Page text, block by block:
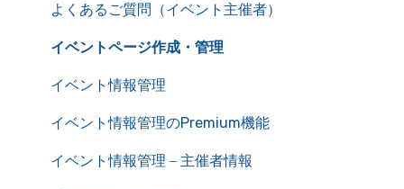
サービス利用における推奨環境
自動送信メール一覧
イベント申込み
チケット確認
イベントキャンセル
主催者とのやり取り
オンラインイベント
よくあるご質問（イベント主催者）
イベントページ作成・管理
イベント情報管理
イベント情報管理のPremium機能
イベント情報管理－主催者情報